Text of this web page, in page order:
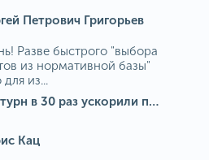
Петрович Григорьев
Разве быстрого "выбора
из нормативной базы"
из...
На ОДК-Сатурн в 30 раз ускорили подбор средств измерения для контроля качества продукции
Кац